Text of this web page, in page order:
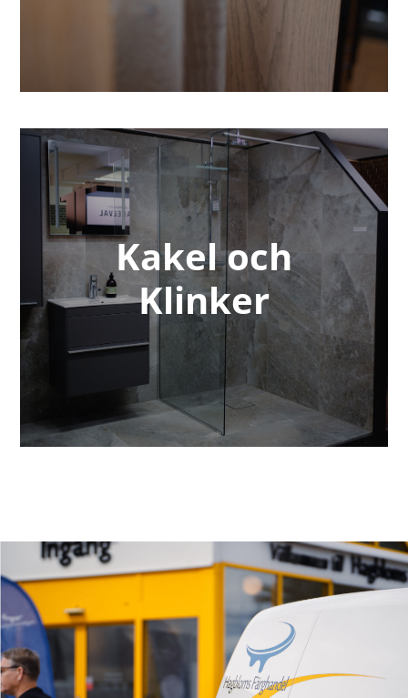
Kakel och
Klinker